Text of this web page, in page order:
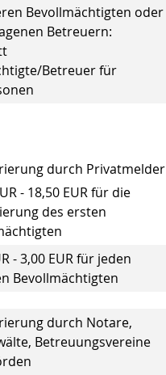
Bevollmächtigten oder
Betreuern:
Betreuer für
durch Privatmelder
- 18,50 EUR für die
des ersten
- 3,00 EUR für jeden
Bevollmächtigten
durch Notare,
Betreuungsvereine